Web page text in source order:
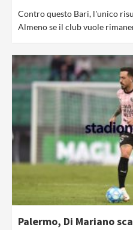
Contro questo Bari, l'unico
Almeno se il club vuole
Palermo, Di Mariano